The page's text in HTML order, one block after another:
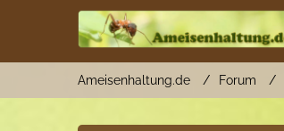
Ameisenhaltung.de Forum